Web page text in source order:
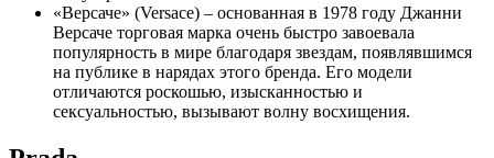
«Версаче» (Versace) – основанная в 1978 году Джанни
Версаче торговая марка очень быстро завоевала
популярность в мире благодаря звездам, появлявшимся
на публике в нарядах этого бренда. Его модели
отличаются роскошью, изысканностью и
сексуальностью, вызывают волну восхищения.